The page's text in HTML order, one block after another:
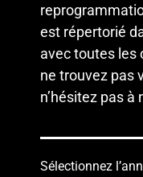
est répertorié
avec toutes les
ne trouvez pas
n’hésitez pas à
Sélectionnez